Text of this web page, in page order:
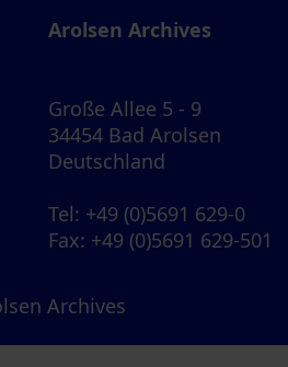
Arolsen Archives
Große Allee 5 - 9
34454 Bad Arolsen
Deutschland
Tel: +49 (0)5691 629-0
Fax: +49 (0)5691 629-501
Archives